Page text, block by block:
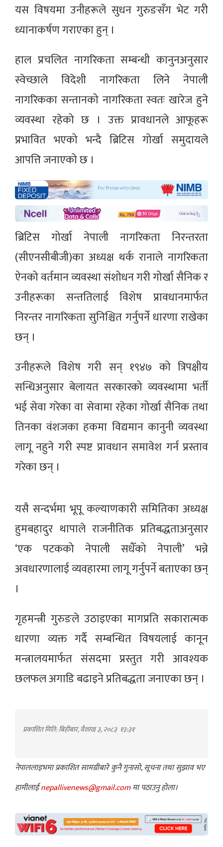
यस विषयमा उनीहरूले सुधन गुरुङसँग भेट गरी
ध्यानाकर्षण गराएका हुन् ।
हाल प्रचलित नागरिकता सम्बन्धी कानुनअनुसार
स्वेच्छाले विदेशी नागरिकता लिने नेपाली
नागरिकका सन्तानको नागरिकता स्वतः खारेज हुने
व्यवस्था रहेको छ । उक्त प्रावधानले आफूहरू
प्रभावित भएको भन्दै ब्रिटिस गोर्खा समुदायले
आपत्ति जनाएको छ ।
ब्रिटिस गोर्खा नेपाली नागरिकता निरन्तरता
(सीएनसीबीजी)का अध्यक्ष थर्क रानाले नागरिकता
ऐनको वर्तमान व्यवस्था संशोधन गरी गोर्खा सैनिक र
उनीहरूका सन्ततिलाई विशेष प्रावधानमार्फत
निरन्तर नागरिकता सुनिश्चित गर्नुपर्ने धारणा राखेका
छन् ।
उनीहरूले विशेष गरी सन् १९४७ को त्रिपक्षीय
सन्धिअनुसार बेलायत सरकारको व्यवस्थामा भर्ती
भई सेवा गरेका वा सेवामा रहेका गोर्खा सैनिक तथा
तिनका वंशजका हकमा विद्यमान कानुनी व्यवस्था
लागू नहुने गरी स्पष्ट प्रावधान समावेश गर्न प्रस्ताव
गरेका छन् ।
यसै सन्दर्भमा भूपू कल्याणकारी समितिका अध्यक्ष
हुमबहादुर थापाले राजनीतिक प्रतिबद्धताअनुसार
‘एक पटकको नेपाली सधैँको नेपाली’ भन्ने
अवधारणालाई व्यवहारमा लागू गर्नुपर्ने बताएका छन्
।
गृहमन्त्री गुरुङले उठाइएका मागप्रति सकारात्मक
धारणा व्यक्त गर्दै सम्बन्धित विषयलाई कानून
मन्त्रालयमार्फत संसदमा प्रस्तुत गरी आवश्यक
छलफल अगाडि बढाइने प्रतिबद्धता जनाएका छन् ।
प्रकाशित मिति: बिहीबार, वैशाख ३, २०८३ १३:३१
नेपाललाइभमा प्रकाशित सामग्रीबारे कुनै गुनासो, सूचना तथा सुझाव भए
हामीलाईnepallivenews@gmail.comमा पठाउनु होला।